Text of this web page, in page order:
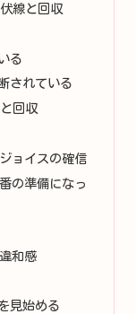
線と回収
る
されている
回収
ョイスの確信
の準備になっ
和感
見始める